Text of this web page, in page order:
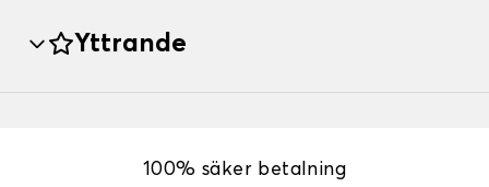
Yttrande
100% säker betalning